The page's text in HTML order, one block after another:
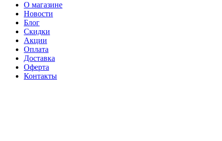
О магазине
Новости
Блог
Скидки
Акции
Оплата
Доставка
Оферта
Контакты